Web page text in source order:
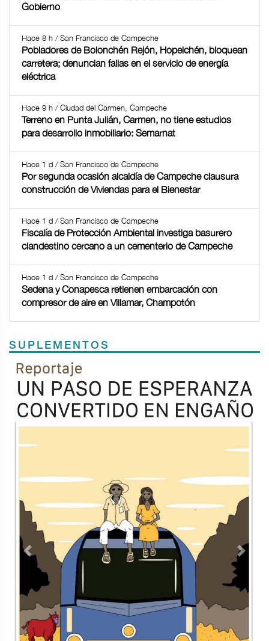
Gobierno
Hace 8 h / San Francisco de Campeche
Pobladores de Bolonchén Rejón, Hopelchén, bloquean
carretera; denuncian fallas en el servicio de energía
eléctrica
Hace 9 h / Ciudad del Carmen, Campeche
Terreno en Punta Julián, Carmen, no tiene estudios
para desarrollo inmobiliario: Semarnat
Hace 1 d / San Francisco de Campeche
Por segunda ocasión alcaldía de Campeche clausura
construcción de Viviendas para el Bienestar
Hace 1 d / San Francisco de Campeche
Fiscalía de Protección Ambiental investiga basurero
clandestino cercano a un cementerio de Campeche
Hace 1 d / San Francisco de Campeche
Sedena y Conapesca retienen embarcación con
compresor de aire en Villamar, Champotón
SUPLEMENTOS
Previous
TODOS LOS SUPLEMENTOS
Contacto Aviso de privacidad
Copyright ©2026 Todos los derechos reservados | La Jornada